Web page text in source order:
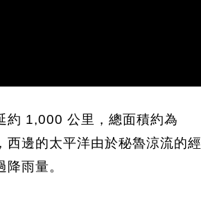
約 1,000 公里，總面積約為
邊的太平洋由於秘魯涼流的經
雨量。